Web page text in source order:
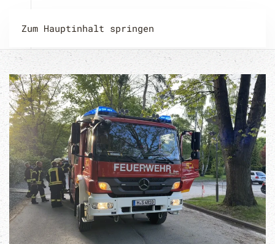
Zum Hauptinhalt springen